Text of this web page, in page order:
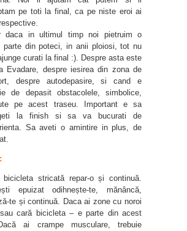
pe toti la final, ca pe niste eroi ai
daca in ultimul timp noi pietruim o
parte din poteci, in anii ploiosi, tot nu
curati la final :). Despre asta este
Evadare, despre iesirea din zona de
despre autodepasire, si cand e
de depasit obstacolele, simbolice,
pe acest traseu. Important e sa
la finish si sa va bucurati de
Sa aveti o amintire in plus, de
bicicleta stricată repar-o și continuă.
epuizat odihnește-te, mănâncă,
te și continuă. Daca ai zone cu noroi
cară bicicleta – e parte din acest
ai crampe musculare, trebuie